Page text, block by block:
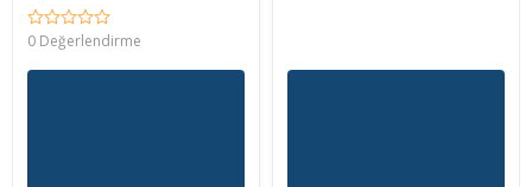
0 Değerlendirme